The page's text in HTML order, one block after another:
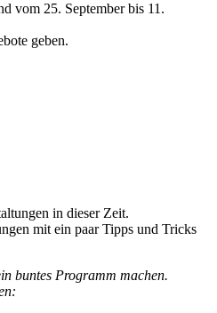
vom 25. September bis 11.
geben.
in dieser Zeit.
mit ein paar Tipps und Tricks
buntes Programm machen.